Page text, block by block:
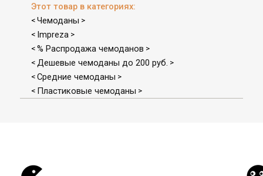
Этот товар в категориях:
< Чемоданы >
< Impreza >
< % Распродажа чемоданов >
< Дешевые чемоданы до 200 руб. >
< Средние чемоданы >
< Пластиковые чемоданы >